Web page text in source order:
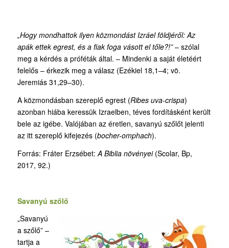
„Hogy mondhattok ilyen közmondást Izráel földjéről: Az
apák ettek egrest, és a fiak foga vásott el tőle?!”– szólal
meg a kérdés a próféták által. – Mindenki a saját életéért
felelős – érkezik meg a válasz (Ezékiel 18,1–4; vö.
Jeremiás 31,29–30).
A közmondásban szereplő egrest (Ribes uva-crispa)
azonban hiába keressük Izraelben, téves fordításként került
bele az igébe. Valójában az éretlen, savanyú szőlőt jelenti
az itt szereplő kifejezés (bocher-omphach).
Forrás: Fráter Erzsébet: A Biblia növényei(Scolar, Bp,
2017, 92.)
Savanyú szőlő
„Savanyú
a szőlő” –
tartja a